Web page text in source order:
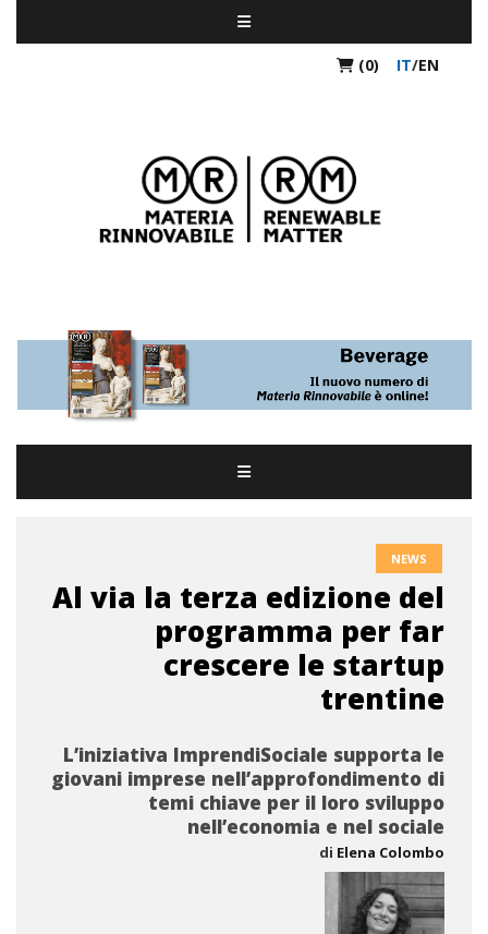
(0) IT/EN
NEWS
Al via la terza edizione del
programma per far
crescere le startup
trentine
L’iniziativa ImprendiSociale supporta le
giovani imprese nell’approfondimento di
temi chiave per il loro sviluppo
nell’economia e nel sociale
di Elena Colombo